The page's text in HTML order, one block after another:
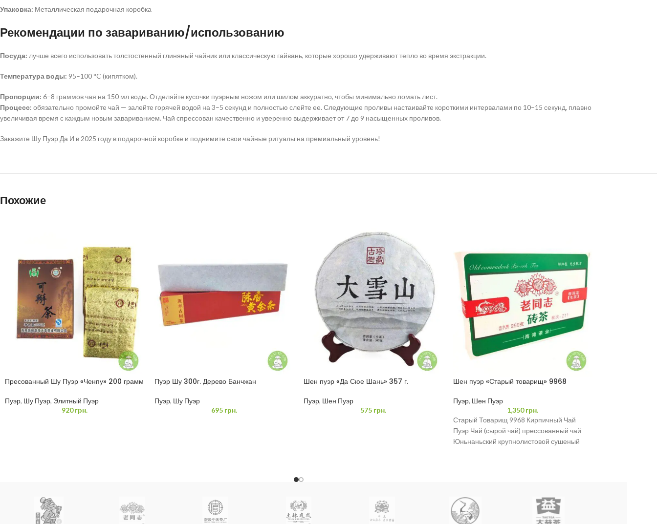
Упаковка: Металлическая подарочная коробка
Рекомендации по завариванию/использованию
Посуда: лучше всего использовать толстостенный глиняный чайник или классическую гайвань, которые хорошо удерживают тепло во время экстракции.
Температура воды: 95–100 °C (кипятком).
Пропорции: 6–8 граммов чая на 150 мл воды. Отделяйте кусочки пуэрным ножом или шилом аккуратно, чтобы минимально ломать лист.
Процесс: обязательно промойте чай — залейте горячей водой на 3–5 секунд и полностью слейте ее. Следующие проливы настаивайте короткими интервалами по 10–15 секунд, плавно
увеличивая время с каждым новым завариванием. Чай спрессован качественно и уверенно выдерживает от 7 до 9 насыщенных проливов.
Закажите Шу Пуэр Да И в 2025 году в подарочной коробке и поднимите свои чайные ритуалы на премиальный уровень!
Похожие
Пресованный Шу Пуэр «Ченпу» 200 грамм
Пуэр, Шу Пуэр, Элитный Пуэр
920грн.
Пуэр Шу 300г. Дерево Банчжан
Пуэр, Шу Пуэр
695грн.
Шен пуэр «Да Сюе Шань» 357 г.
Пуэр, Шен Пуэр
575 грн.
Шен пуэр «Старый товарищ» 9968
Пуэр, Шен Пуэр
1,350грн.
Старый Товарищ 9968 Кирпичный Чай
Пуэр Чай (сырой чай) прессованный чай
Юньнаньский крупнолистовой сушеный
Люцзе, город Аньнин, город Куньмин,
провинция Юньнань